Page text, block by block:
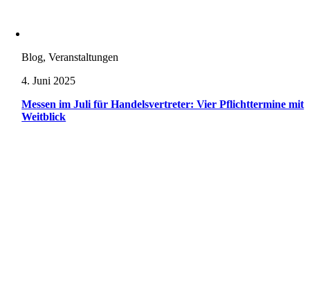
Blog, Veranstaltungen
4. Juni 2025
Messen im Juli für Handelsvertreter: Vier Pflichttermine mit
Weitblick